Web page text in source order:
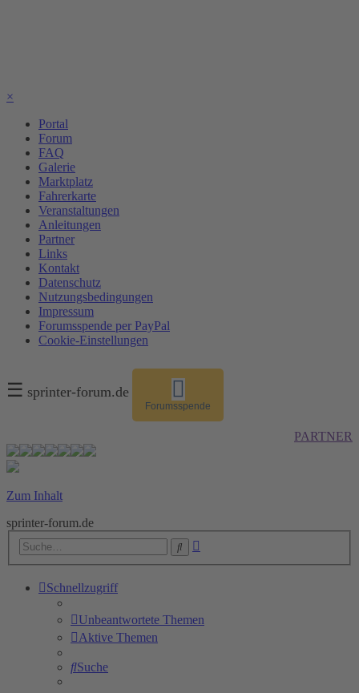
×
Portal
Forum
FAQ
Galerie
Marktplatz
Fahrerkarte
Veranstaltungen
Anleitungen
Partner
Links
Kontakt
Datenschutz
Nutzungsbedingungen
Impressum
Forumsspende per PayPal
Cookie-Einstellungen
☰ sprinter-forum.de
Forumsspende
PARTNER
Zum Inhalt
sprinter-forum.de
Suche
Schnellzugriff
Unbeantwortete Themen
Aktive Themen
Suche